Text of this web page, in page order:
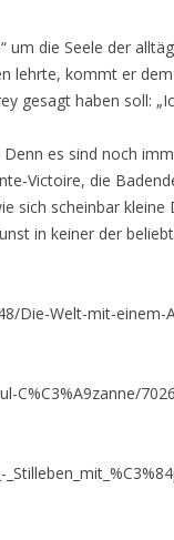
um die Seele der
lehrte, kommt er
gesagt haben soll:
es sind noch
Victoire, die
sich scheinbar
in keiner der
Die-Welt-mit-einem-
C%C3%A9zanne/